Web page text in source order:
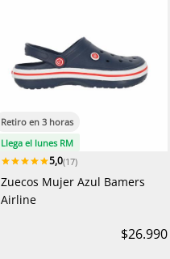
Retiro en 3 horas
Llega el lunes RM
5,0(17)
Zuecos Mujer Azul Bamers
Airline
$26.990